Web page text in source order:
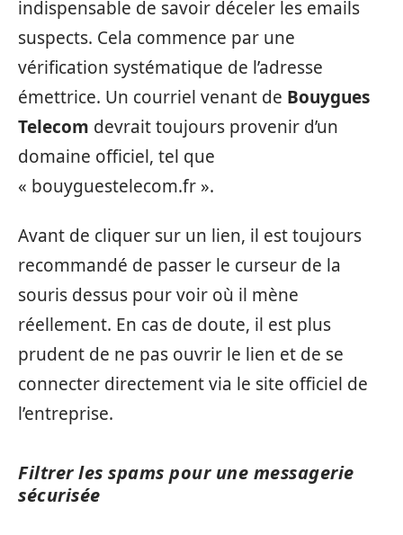
indispensable de savoir déceler les emails
suspects. Cela commence par une
vérification systématique de l’adresse
émettrice. Un courriel venant de Bouygues
Telecom devrait toujours provenir d’un
domaine officiel, tel que
« bouyguestelecom.fr ».
Avant de cliquer sur un lien, il est toujours
recommandé de passer le curseur de la
souris dessus pour voir où il mène
réellement. En cas de doute, il est plus
prudent de ne pas ouvrir le lien et de se
connecter directement via le site officiel de
l’entreprise.
Filtrer les spams pour une messagerie
sécurisée